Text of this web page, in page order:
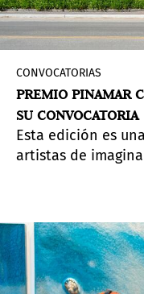
CONVOCATORIAS
PREMIO PINAMAR
SU CONVOCATORIA
Esta edición es
artistas de